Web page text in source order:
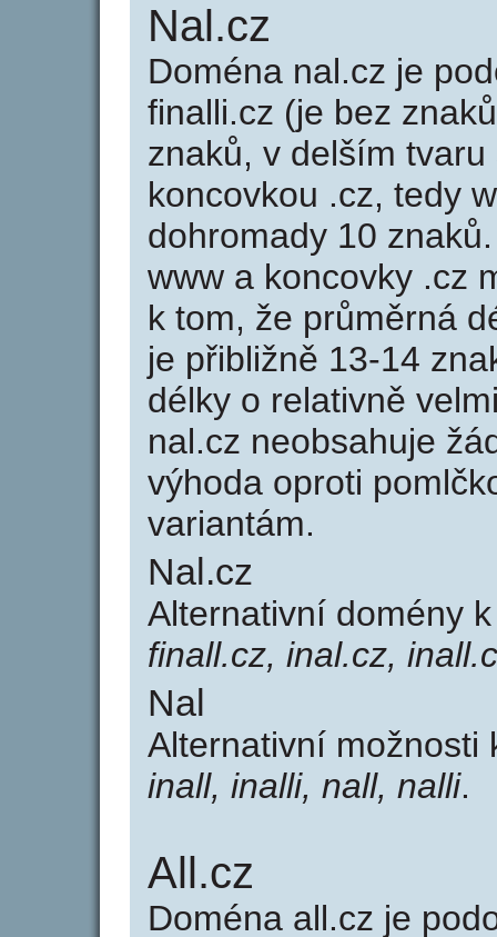
Nal.cz
Doména nal.cz je
finalli.cz (je bez
znaků, v delším
koncovkou .cz, tedy
dohromady 10
www a koncovky .cz
k tom, že průměrná
je přibližně 13-14
délky o relativně
nal.cz neobsahuje
výhoda oproti
variantám.
Nal.cz
Alternativní domény
finall.cz, inal.cz,
Nal
Alternativní možnosti
inall, inalli, nall, nalli.
All.cz
Doména all.cz je